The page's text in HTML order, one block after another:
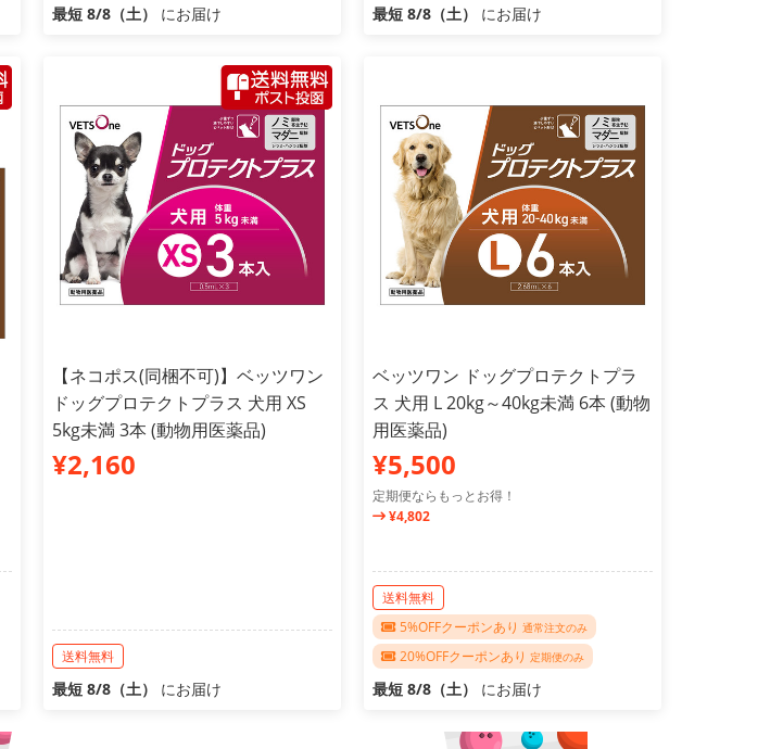
最短 8/8（土） にお届け 最短 8/8（土） にお届け
【ネコポス(同梱不可)】ベッツワン
ドッグプロテクトプラス 犬用 XS
5kg未満 3本 (動物用医薬品)
¥2,160
送料無料
最短 8/8（土） にお届け
ベッツワン ドッグプロテクトプラ
ス 犬用 L 20kg～40kg未満 6本 (動物
用医薬品)
¥5,500
定期便ならもっとお得！
¥4,802
送料無料
5%OFFクーポンあり 通常注文のみ
20%OFFクーポンあり 定期便のみ
最短 8/8（土） にお届け